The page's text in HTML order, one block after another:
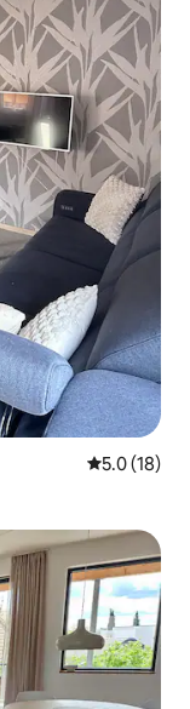
Calificación
5.0 (18)